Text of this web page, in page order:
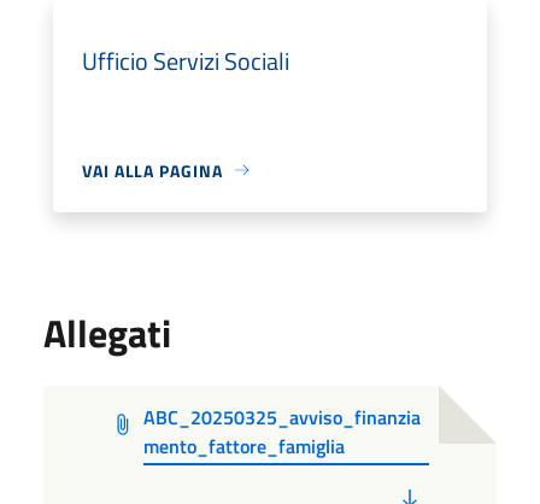
Ufficio Servizi Sociali
VAI ALLA PAGINA
Allegati
ABC_20250325_avviso_finanzia
mento_fattore_famiglia